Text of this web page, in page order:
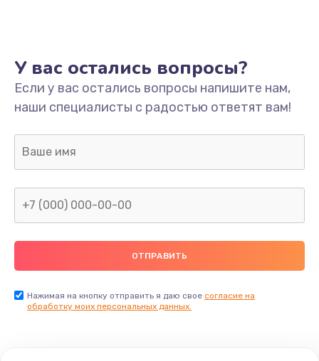
У вас остались вопросы?
Если у вас остались вопросы напишите нам,
наши специалисты с радостью ответят вам!
Нажимая на кнопку отправить я даю свое согласие на
обработку моих персональных данных.